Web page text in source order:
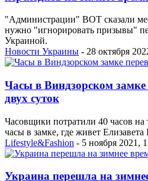
"Администрации" ВОТ сказали
нужно "игнорировать призывы"
Украиной.
Новости Украины - 28 октября
Часы в Виндзорском замке
двух суток
Часовщики потратили 40 часов на
часы в замке, где живет Елизавета
Lifestyle&Fashion - 5 ноября 2021,
Украина перешла на